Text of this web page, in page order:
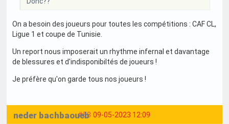
On a besoin des joueurs pour toutes les compétitions : CAF CL,
Ligue 1 et coupe de Tunisie.
Un report nous imposerait un rhythme infernal et davantage
de blessures et d'indisponibiltés de joueurs !
Je préfère qu'on garde tous nos joueurs !
#58 09-05-2023 12:09
neder bachbaoueb